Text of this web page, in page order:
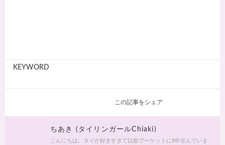
KEYWORD
この記事をシェア
ちあき (タイリンガールChiaki)
こんにちは。タイが好きすぎて以前プーケットに8年住んでいま